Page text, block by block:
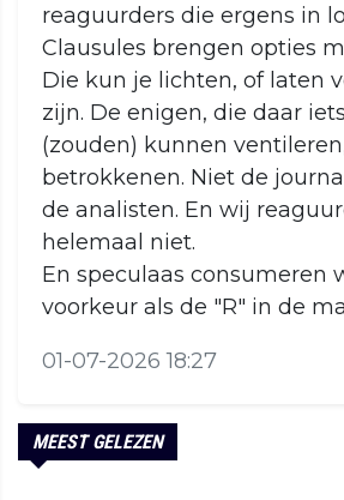
reaguurders die ergens in
Clausules brengen opties
Die kun je lichten, of laten
zijn. De enigen, die daar
(zouden) kunnen
betrokkenen. Niet de
de analisten. En wij
helemaal niet.
En speculaas consumeren
voorkeur als de "R" in de
01-07-2026 18:27
MEEST GELEZEN